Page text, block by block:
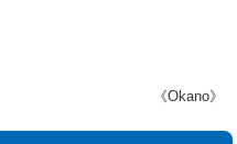
《Okano》